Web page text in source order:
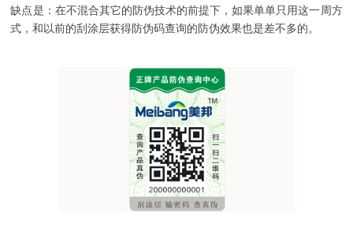
缺点是：在不混合其它的防伪技术的前提下，如果单单只用这一周方
式，和以前的刮涂层获得防伪码查询的防伪效果也是差不多的。